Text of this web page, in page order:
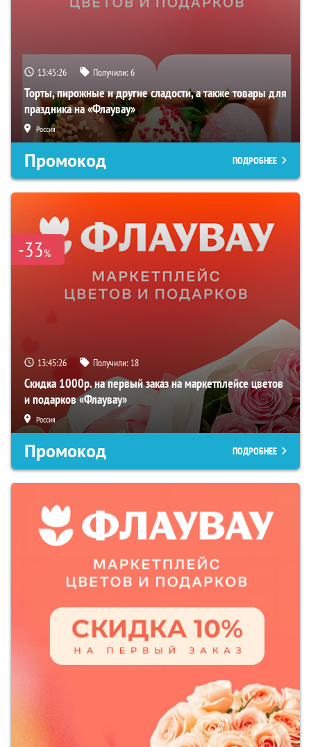
13:45:25 Получили:6
Торты, пирожные и другие сладости, а также товары для
праздника на «Флаувау»
Россия
Промокод ПОДРОБНЕЕ
-33%
13:45:25 Получили: 18
Скидка 1000р. на первый заказ на маркетплейсе цветов
и подарков «Флаувау»
Россия
Промокод ПОДРОБНЕЕ